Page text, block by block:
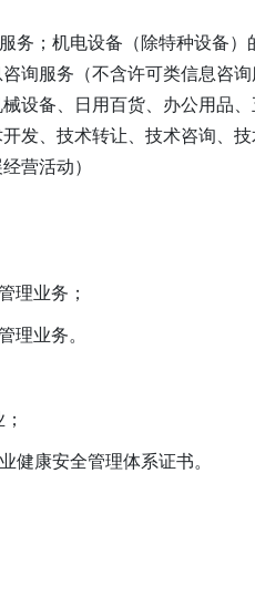
务；机电设备（除特种设备）
询服务（不含许可类信息咨
设备、日用百货、办公用品
发、技术转让、技术咨询、
营活动）
理业务；
业务。
健康安全管理体系证书。